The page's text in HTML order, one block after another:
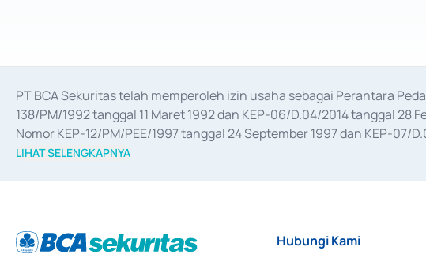
PT BCA Sekuritas telah memperoleh izin usaha sebagai Perantara
138/PM/1992 tanggal 11 Maret 1992 dan KEP-06/D.04/2014 tanggal
Nomor KEP-12/PM/PEE/1997 tanggal 24 September 1997 dan KEP-
merger, akuisisi, divestasi, dan
LIHAT SELENGKAPNYA
Hubungi Kami